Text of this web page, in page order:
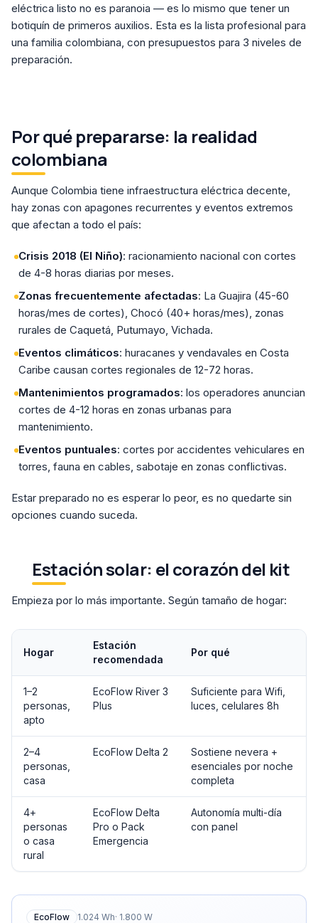
eléctrica listo no es paranoia — es lo mismo que tener un
botiquín de primeros auxilios. Esta es la lista profesional para
una familia colombiana, con presupuestos para 3 niveles de
preparación.
Por qué prepararse: la realidad
colombiana
Aunque Colombia tiene infraestructura eléctrica decente,
hay zonas con apagones recurrentes y eventos extremos
que afectan a todo el país:
Crisis 2018 (El Niño): racionamiento nacional con cortes
de 4-8 horas diarias por meses.
Zonas frecuentemente afectadas: La Guajira (45-60
horas/mes de cortes), Chocó (40+ horas/mes), zonas
rurales de Caquetá, Putumayo, Vichada.
Eventos climáticos: huracanes y vendavales en Costa
Caribe causan cortes regionales de 12-72 horas.
Mantenimientos programados: los operadores anuncian
cortes de 4-12 horas en zonas urbanas para
mantenimiento.
Eventos puntuales: cortes por accidentes vehiculares en
torres, fauna en cables, sabotaje en zonas conflictivas.
Estar preparado no es esperar lo peor, es no quedarte sin
opciones cuando suceda.
Estación solar: el corazón del kit
Empieza por lo más importante. Según tamaño de hogar:
Hogar
Estación
recomendada
Por qué
1–2
personas,
apto
EcoFlow River 3
Plus
Suficiente para Wifi,
luces, celulares 8h
2–4
personas,
casa
EcoFlow Delta 2
Sostiene nevera +
esenciales por noche
completa
4+
personas
o casa
rural
EcoFlow Delta
Pro o Pack
Emergencia
Autonomía multi-día
con panel
EcoFlow 1.024 Wh· 1.800 W